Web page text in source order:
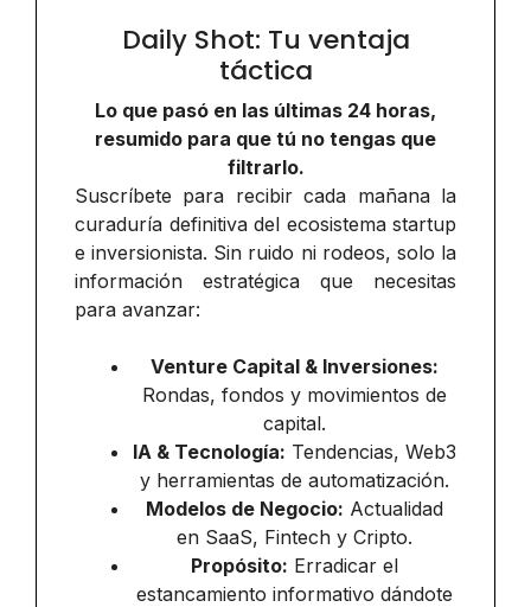
Daily Shot: Tu ventaja
táctica
Lo que pasó en las últimas 24 horas,
resumido para que tú no tengas que
filtrarlo.
Suscríbete para recibir cada mañana la
curaduría definitiva del ecosistema startup
e inversionista. Sin ruido ni rodeos, solo la
información estratégica que necesitas
para avanzar:
Venture Capital & Inversiones:
Rondas, fondos y movimientos de
capital.
IA & Tecnología: Tendencias, Web3
y herramientas de automatización.
Modelos de Negocio: Actualidad
en SaaS, Fintech y Cripto.
Propósito: Erradicar el
estancamiento informativo dándote